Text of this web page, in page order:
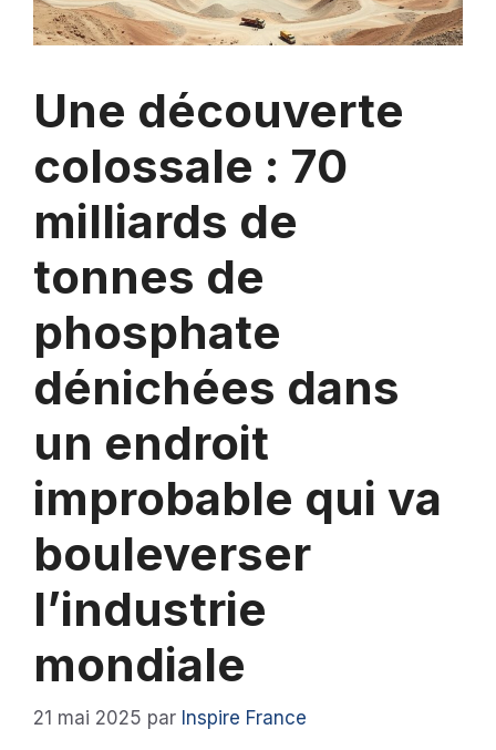
Une découverte
colossale : 70
milliards de
tonnes de
phosphate
dénichées dans
un endroit
improbable qui va
bouleverser
l’industrie
mondiale
21 mai 2025 par Inspire France